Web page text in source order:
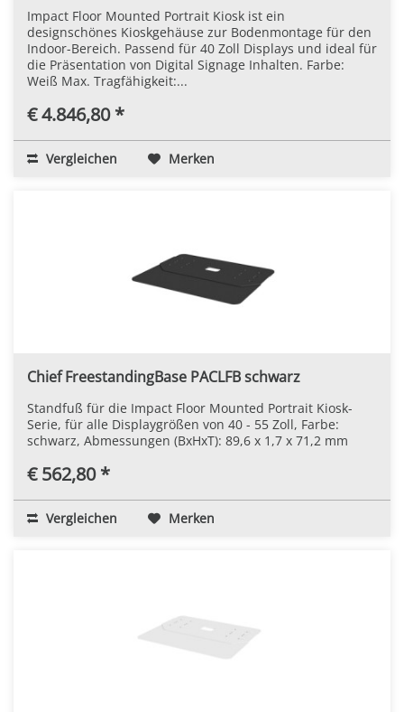
Impact Floor Mounted Portrait Kiosk ist ein
designschönes Kioskgehäuse zur Bodenmontage für den
Indoor-Bereich. Passend für 40 Zoll Displays und ideal für
die Präsentation von Digital Signage Inhalten. Farbe:
Weiß Max. Tragfähigkeit:...
€ 4.846,80 *
Vergleichen Merken
Chief FreestandingBase PACLFB schwarz
Standfuß für die Impact Floor Mounted Portrait Kiosk-
Serie, für alle Displaygrößen von 40 - 55 Zoll, Farbe:
schwarz, Abmessungen (BxHxT): 89,6 x 1,7 x 71,2 mm
€ 562,80 *
Vergleichen Merken